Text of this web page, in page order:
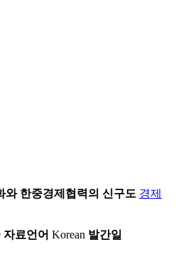
와 한중경제협력의 신구도 경제
자료언어 Korean 발간일